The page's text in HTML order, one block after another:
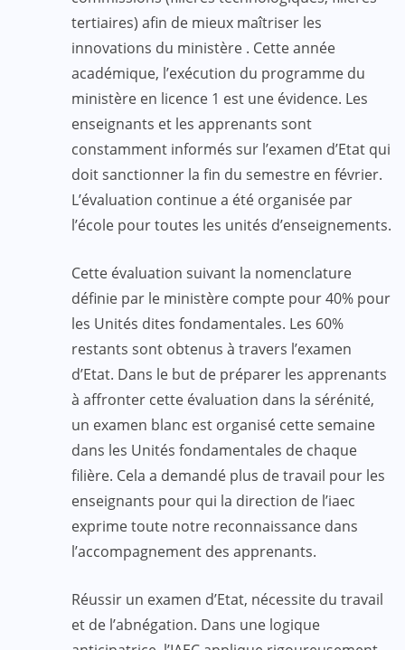
tertiaires) afin de mieux maîtriser les
innovations du ministère . Cette année
académique, l’exécution du programme du
ministère en licence 1 est une évidence. Les
enseignants et les apprenants sont
constamment informés sur l’examen d’Etat qui
doit sanctionner la fin du semestre en février.
L’évaluation continue a été organisée par
l’école pour toutes les unités d’enseignements.
Cette évaluation suivant la nomenclature
définie par le ministère compte pour 40% pour
les Unités dites fondamentales. Les 60%
restants sont obtenus à travers l’examen
d’Etat. Dans le but de préparer les apprenants
à affronter cette évaluation dans la sérénité,
un examen blanc est organisé cette semaine
dans les Unités fondamentales de chaque
filière. Cela a demandé plus de travail pour les
enseignants pour qui la direction de l’iaec
exprime toute notre reconnaissance dans
l’accompagnement des apprenants.
Réussir un examen d’Etat, nécessite du travail
et de l’abnégation. Dans une logique